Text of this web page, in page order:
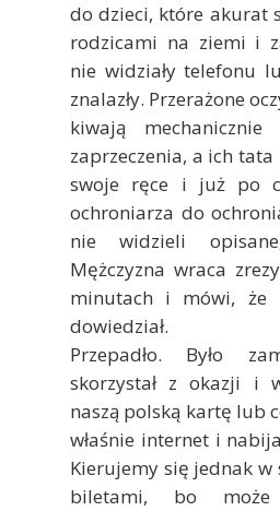
do dzieci, które akurat
rodzicami na ziemi i
nie widziały telefonu
znalazły. Przerażone
kiwają
zaprzeczenia, a ich
swoje ręce i już po
ochroniarza do
nie widzieli
Mężczyzna wraca
minutach i mówi, że
dowiedział.
Przepadło. Było
skorzystał z okazji i
naszą polską kartę lub
właśnie internet i
Kierujemy się jednak w
biletami, bo może